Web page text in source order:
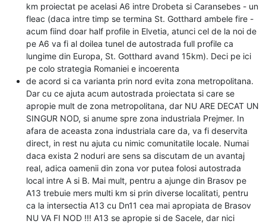
km proiectat pe acelasi A6 intre Drobeta si Caransebes - un
fleac (daca intre timp se termina St. Gotthard ambele fire -
acum fiind doar half profile in Elvetia, atunci cel de la noi de
pe A6 va fi al doilea tunel de autostrada full profile ca
lungime din Europa, St. Gotthard avand 15km). Deci pe ici
pe colo strategia Romaniei e incoerenta
de acord si ca varianta prin nord evita zona metropolitana.
Dar cu ce ajuta acum autostrada proiectata si care se
apropie mult de zona metropolitana, dar NU ARE DECAT UN
SINGUR NOD, si anume spre zona industriala Prejmer. In
afara de aceasta zona industriala care da, va fi deservita
direct, in rest nu ajuta cu nimic comunitatile locale. Numai
daca exista 2 noduri are sens sa discutam de un avantaj
real, adica oamenii din zona vor putea folosi autostrada
local intre A si B. Mai mult, pentru a ajunge din Brasov pe
A13 trebuie mers multi km si prin diverse localitati, pentru
ca la intersectia A13 cu Dn11 cea mai apropiata de Brasov
NU VA FI NOD !!! A13 se apropie si de Sacele, dar nici